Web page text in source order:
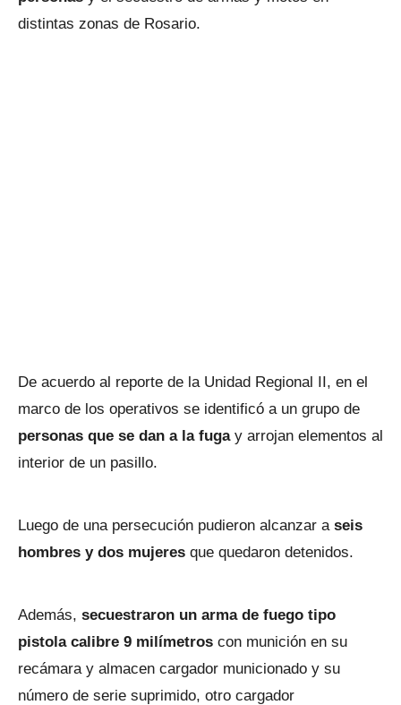
distintas zonas de Rosario.
De acuerdo al reporte de la Unidad Regional II, en el
marco de los operativos se identificó a un grupo de
personas que se dan a la fuga y arrojan elementos al
interior de un pasillo.
Luego de una persecución pudieron alcanzar aseis
hombres y dos mujeres que quedaron detenidos.
Además, secuestraron un arma de fuego tipo
pistola calibre 9 milímetros con munición en su
recámara y almacen cargador municionado y su
número de serie suprimido, otro cargador